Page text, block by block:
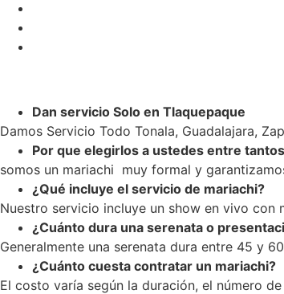
Dan servicio Solo en Tlaquepaque
Damos Servicio Todo Tonala, Guadalajara,
Por que elegirlos a ustedes entre
somos un mariachi muy formal y
¿Qué incluye el servicio de mariachi?
Nuestro servicio incluye un show en vivo
¿Cuánto dura una serenata o
Generalmente una serenata dura entre 45 y
¿Cuánto cuesta contratar un mariachi?
El costo varía según la duración, el número